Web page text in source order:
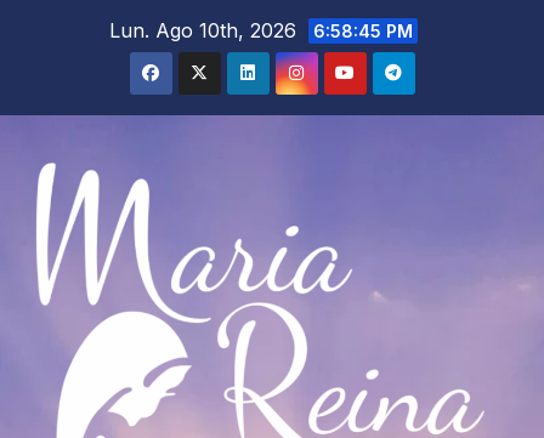
Lun. Ago 10th, 2026 6:58:47 PM